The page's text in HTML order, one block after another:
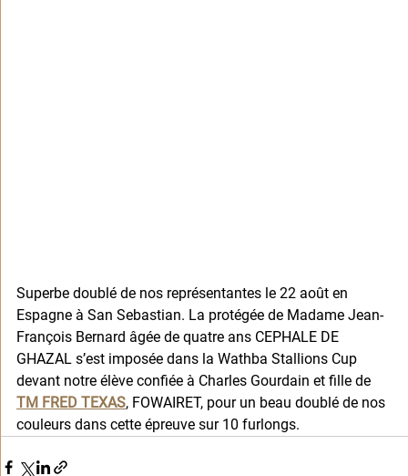
Superbe doublé de nos représentantes le 22 août en
Espagne à San Sebastian. La protégée de Madame Jean-
François Bernard âgée de quatre ans CEPHALE DE
GHAZAL s’est imposée dans la Wathba Stallions Cup
devant notre élève confiée à Charles Gourdain et fille de
TM FRED TEXAS, FOWAIRET, pour un beau doublé de nos
couleurs dans cette épreuve sur 10 furlongs.